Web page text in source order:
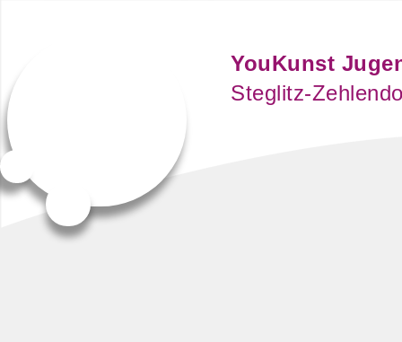
YouKunst
Steglitz-